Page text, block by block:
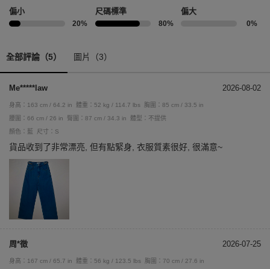
偏小
20%
尺碼標準
80%
偏大
0%
全部評論（5） 圖片（3）
Me*****law 2026-08-02
身高：163 cm / 64.2 in 體重：52 kg / 114.7 lbs
胸圍：85 cm / 33.5 in
腰圍：66 cm / 26 in
臀圍：87 cm / 34.3 in
體型：不提供
顏色：藍
尺寸：S
貨品收到了非常漂亮, 但有點緊身, 衣服質素很好, 很滿意~
周*徵 2026-07-25
身高：167 cm / 65.7 in 體重：56 kg / 123.5 lbs
胸圍：70 cm / 27.6 in